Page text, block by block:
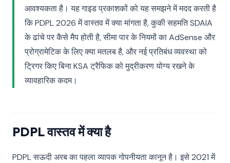
आवश्यकता है। यह गाइड प्रकाशकों को यह समझने में मदद करती है
कि PDPL 2026 में वास्तव में क्या मांगता है, कुकी सहमति SDAIA
के ढांचे पर कैसे मैप होती है, सीमा पार के नियमों का AdSense और
प्रोग्रामेटिक के लिए क्या मतलब है, और नई प्रतिबंध व्यवस्था को
ट्रिगर किए बिना KSA ट्रैफिक को मुद्रीकरण योग्य रखने के
व्यावहारिक कदम।
PDPL वास्तव में क्या है
PDPL सऊदी अरब का पहला व्यापक गोपनीयता कानून है। इसे 2021 में